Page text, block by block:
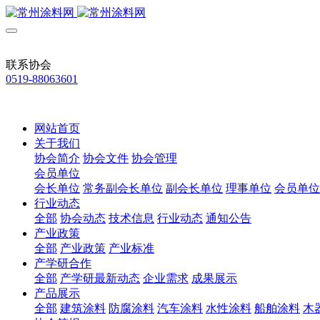
联系协会
0519-88063601
网站首页
关于我们
协会简介 协会文件 协会管理
会员单位
会长单位 常务副会长单位 副会长单位 理事单位 会员单位
行业动态
全部 协会动态 技术信息 行业动态 通知公告
产业政策
全部 产业政策 产业标准
产学研合作
全部 产学研最新动态 企业需求 成果展示
产品展示
全部 建筑涂料 防腐涂料 汽车涂料 水性涂料 船舶涂料 木